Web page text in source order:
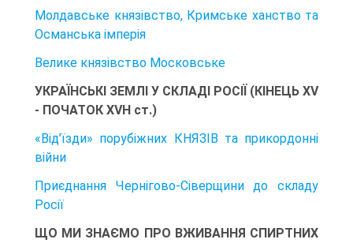
Молдавське князівство, Кримське ханство та
Османська імперія
Велике князівство Московське
УКРАЇНСЬКІ ЗЕМЛІ У СКЛАДІ РОСІЇ (КІНЕЦЬ XV
- ПОЧАТОК XVH ст.)
«Від’їзди» порубіжних КНЯЗІВ та прикордонні
війни
Приєднання Чернігово-Сіверщини до складу
Росії
ЩО МИ ЗНАЄМО ПРО ВЖИВАННЯ СПИРТНИХ